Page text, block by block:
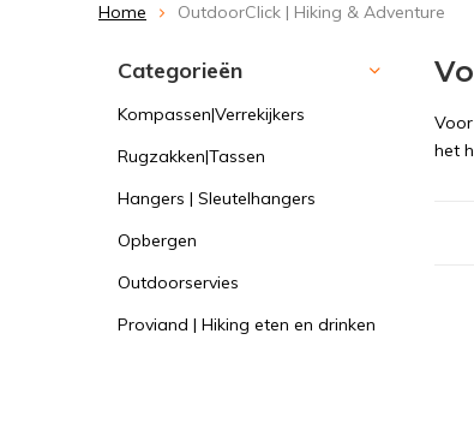
Home OutdoorClick | Hiking & Adventure
het
Categorieën
Kompassen|Verrekijkers
Rugzakken|Tassen
Hangers | Sleutelhangers
Opbergen
Outdoorservies
Proviand | Hiking eten en drinken